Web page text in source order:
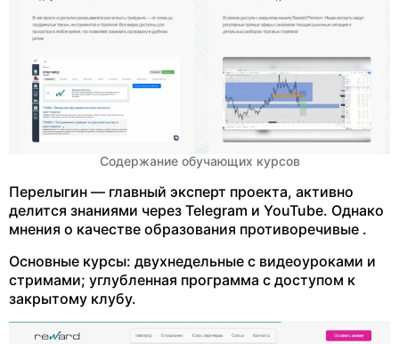
Содержание обучающих курсов
Перелыгин — главный эксперт проекта, активно
делится знаниями через Telegram и YouTube. Однако
мнения о качестве образования противоречивые .
Основные курсы: двухнедельные с видеоуроками и
стримами; углубленная программа с доступом к
закрытому клубу.